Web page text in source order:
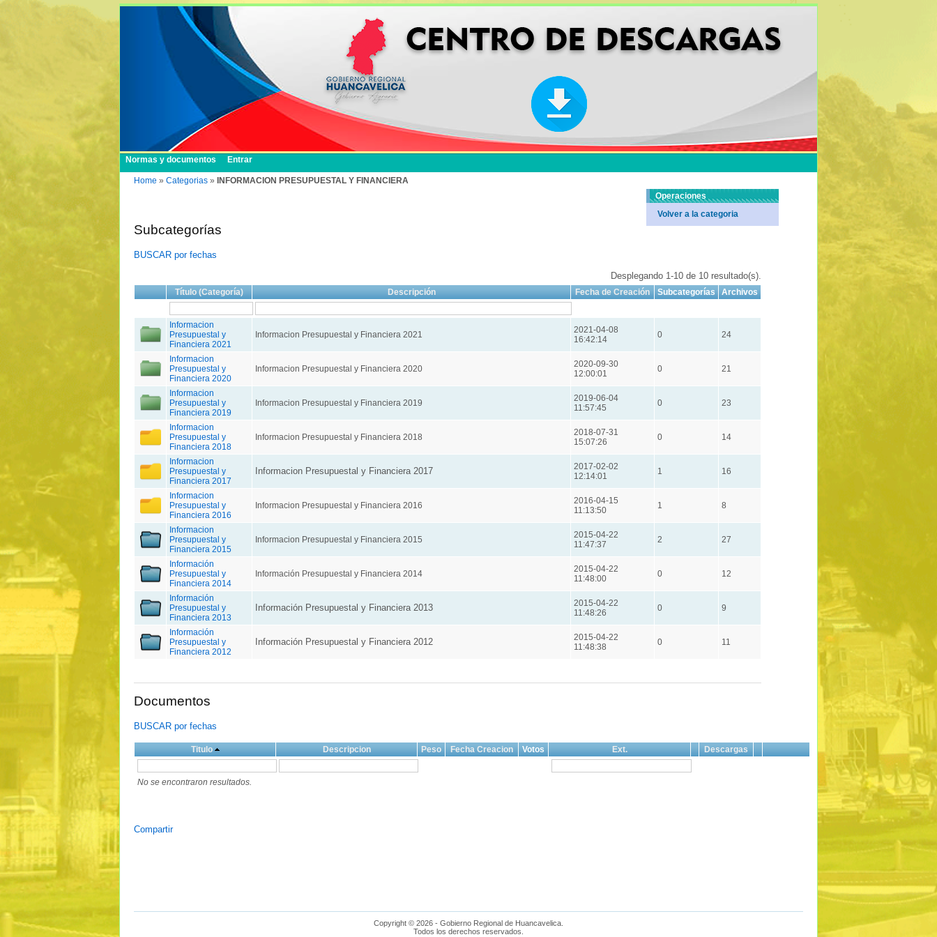
Normas y documentos Entrar
Home » Categorias » INFORMACION PRESUPUESTAL Y FINANCIERA
Subcategorías
BUSCAR por fechas
Desplegando 1-10 de 10 resultado(s).
Título (Categoría) Descripción Fecha de Creación Subcategorías Archivos
Informacion
Presupuestal y
Financiera 2021
Informacion Presupuestal y Financiera 2021
2021-04-08
16:42:14
0 24
Informacion
Presupuestal y
Financiera 2020
Informacion Presupuestal y Financiera 2020
2020-09-30
12:00:01
0 21
Informacion
Presupuestal y
Financiera 2019
Informacion Presupuestal y Financiera 2019
2019-06-04
11:57:45
0 23
Informacion
Presupuestal y
Financiera 2018
Informacion Presupuestal y Financiera 2018
2018-07-31
15:07:26
0 14
Informacion
Presupuestal y
Financiera 2017
Informacion Presupuestal y Financiera 2017
2017-02-02
12:14:01
1 16
Informacion
Presupuestal y
Financiera 2016
Informacion Presupuestal y Financiera 2016
2016-04-15
11:13:50
1 8
Informacion
Presupuestal y
Financiera 2015
Informacion Presupuestal y Financiera 2015
2015-04-22
11:47:37
2 27
Información
Presupuestal y
Financiera 2014
Información Presupuestal y Financiera 2014
2015-04-22
11:48:00
0 12
Información
Presupuestal y
Financiera 2013
Información Presupuestal y Financiera 2013
2015-04-22
11:48:26
0 9
Información
Presupuestal y
Financiera 2012
Información Presupuestal y Financiera 2012
2015-04-22
11:48:38
0 11
Documentos
BUSCAR por fechas
Titulo Descripcion Peso Fecha Creacion Votos Ext. Descargas
No se encontraron resultados.
Compartir
Operaciones
Volver a la categoria
Copyright © 2026 - Gobierno Regional de Huancavelica.
Todos los derechos reservados.